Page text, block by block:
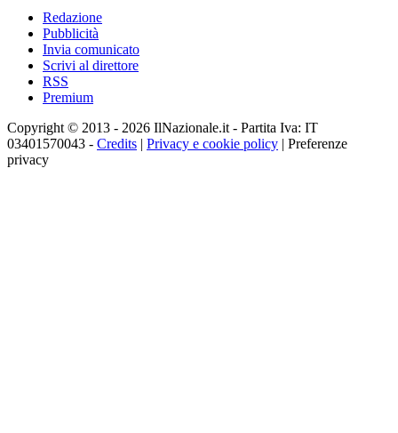
Redazione
Pubblicità
Invia comunicato
Scrivi al direttore
RSS
Premium
Copyright © 2013 - 2026 IlNazionale.it - Partita Iva: IT
03401570043 - Credits | Privacy e cookie policy | Preferenze
privacy